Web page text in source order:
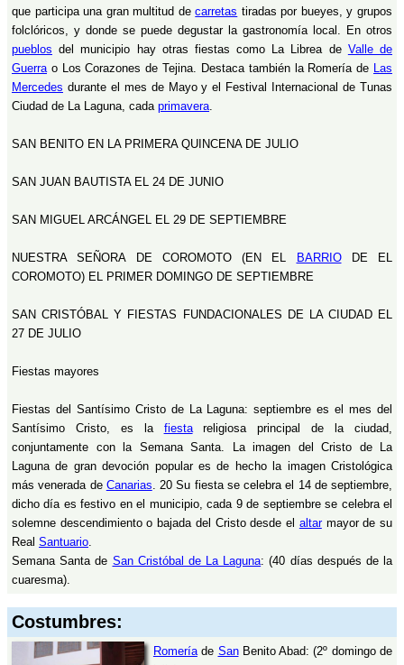
que participa una gran multitud decarretas tiradas por bueyes, y grupos
folclóricos, y donde se puede degustar la gastronomía local. En otros
pueblos del municipio hay otras fiestas como La Librea de Valle de
Guerrao Los Corazones de Tejina. Destaca también la Romería de Las
Mercedes durante el mes de Mayo y el Festival Internacional de Tunas
Ciudad de La Laguna, cada primavera.
SAN BENITO EN LA PRIMERA QUINCENA DE JULIO
SAN JUAN BAUTISTA EL 24 DE JUNIO
SAN MIGUEL ARCÁNGEL EL 29 DE SEPTIEMBRE
NUESTRA SEÑORA DE COROMOTO (EN EL BARRIODE EL
COROMOTO) EL PRIMER DOMINGO DE SEPTIEMBRE
SAN CRISTÓBAL Y FIESTAS FUNDACIONALES DE LA CIUDAD EL
27 DE JULIO
Fiestas mayores
Fiestas del Santísimo Cristo de La Laguna: septiembre es el mes del
Santísimo Cristo, es la fiestareligiosa principal de la ciudad,
conjuntamente con la Semana Santa. La imagen del Cristo de La
Laguna de gran devoción popular es de hecho la imagen Cristológica
más venerada de Canarias. 20 Su fiesta se celebra el 14 de septiembre,
dicho día es festivo en el municipio, cada 9 de septiembre se celebra el
solemne descendimiento o bajada del Cristo desde el altarmayor de su
Real Santuario.
Semana Santa de San Cristóbal de La Laguna: (40 días después de la
cuaresma).
Costumbres:
Romeríade SanBenito Abad: (2º domingo de